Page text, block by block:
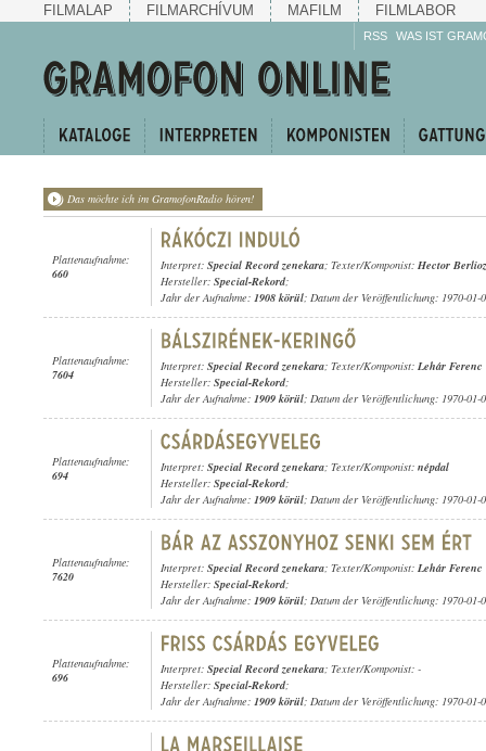
FILMALAP FILMARCHÍVUM MAFILM FILMLABOR
RSS WAS IST
Das möchte ich im GramofonRadio hören!
Plattenaufnahme:
660
Interpret: Special Record zenekara; Texter/Komponist: Hector Berlioz
Hersteller: Special-Rekord;
Jahr der Aufnahme: 1908 körül; Datum der Veröffentlichung: 1970-01-
Plattenaufnahme:
7604
Interpret: Special Record zenekara; Texter/Komponist: Lehár Ferenc
Hersteller: Special-Rekord;
Jahr der Aufnahme: 1909 körül; Datum der Veröffentlichung: 1970-01-
Plattenaufnahme:
694
Interpret: Special Record zenekara; Texter/Komponist: népdal
Hersteller: Special-Rekord;
Jahr der Aufnahme: 1909 körül; Datum der Veröffentlichung: 1970-01-
Plattenaufnahme:
7620
Interpret: Special Record zenekara; Texter/Komponist: Lehár Ferenc
Hersteller: Special-Rekord;
Jahr der Aufnahme: 1909 körül; Datum der Veröffentlichung: 1970-01-
Plattenaufnahme:
696
Interpret: Special Record zenekara; Texter/Komponist: -
Hersteller: Special-Rekord;
Jahr der Aufnahme: 1909 körül; Datum der Veröffentlichung: 1970-01-